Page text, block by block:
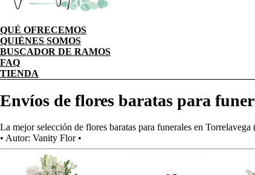
QUÉ OFRECEMOS
QUIÉNES SOMOS
BUSCADOR DE RAMOS
FAQ
TIENDA
Envíos de flores baratas para
La mejor selección de flores baratas para funerales en Torrelavega
• Autor: Vanity Flor •